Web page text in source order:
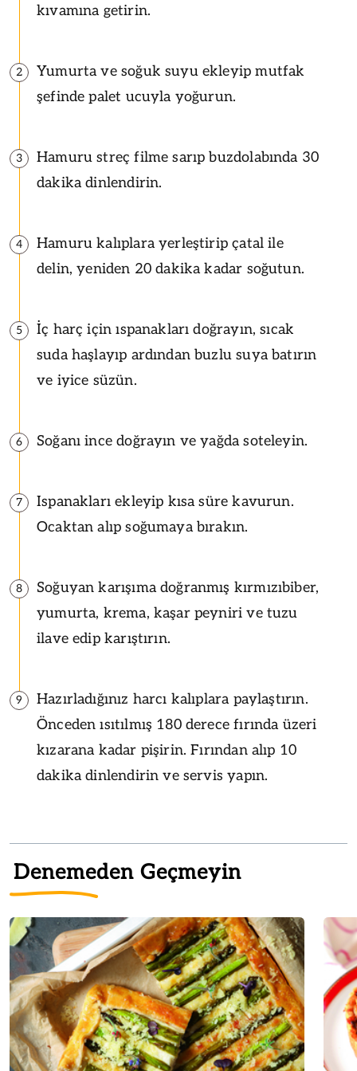
kıvamına getirin.
2
Yumurta ve soğuk suyu ekleyip mutfak
şefinde palet ucuyla yoğurun.
3
Hamuru streç filme sarıp buzdolabında 30
dakika dinlendirin.
4
Hamuru kalıplara yerleştirip çatal ile
delin, yeniden 20 dakika kadar soğutun.
5
İç harç için ıspanakları doğrayın, sıcak
suda haşlayıp ardından buzlu suya batırın
ve iyice süzün.
6 Soğanı ince doğrayın ve yağda soteleyin.
7
Ispanakları ekleyip kısa süre kavurun.
Ocaktan alıp soğumaya bırakın.
8
Soğuyan karışıma doğranmış kırmızıbiber,
yumurta, krema, kaşar peyniri ve tuzu
ilave edip karıştırın.
9
Hazırladığınız harcı kalıplara paylaştırın.
Önceden ısıtılmış 180 derece fırında üzeri
kızarana kadar pişirin. Fırından alıp 10
dakika dinlendirin ve servis yapın.
Denemeden Geçmeyin